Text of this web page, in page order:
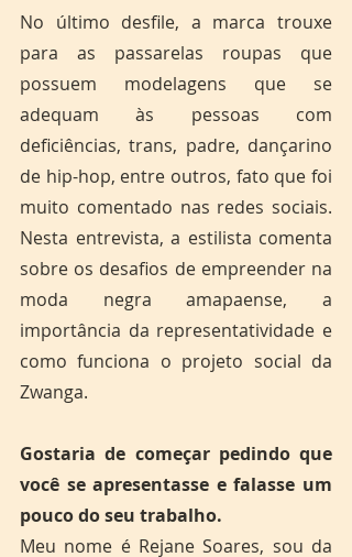
No último desfile, a marca trouxe
para as passarelas roupas que
possuem modelagens que se
adequam às pessoas com
deficiências, trans, padre, dançarino
de hip-hop, entre outros, fato que foi
muito comentado nas redes sociais.
Nesta entrevista, a estilista comenta
sobre os desafios de empreender na
moda negra amapaense, a
importância da representatividade e
como funciona o projeto social da
Zwanga.
Gostaria de começar pedindo que
você se apresentasse e falasse um
pouco do seu trabalho.
Meu nome é Rejane Soares, sou da